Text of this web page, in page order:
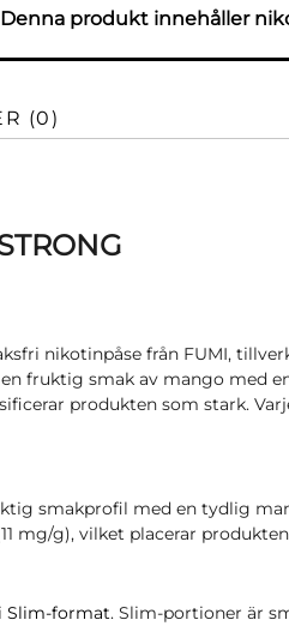
Denna produkt innehåller
(0)
nikotinpåse från FUMI,
fruktig smak av mango med
produkten som stark.
smakprofil med en tydlig
mg/g), vilket placerar
Slim-format. Slim-portioner är